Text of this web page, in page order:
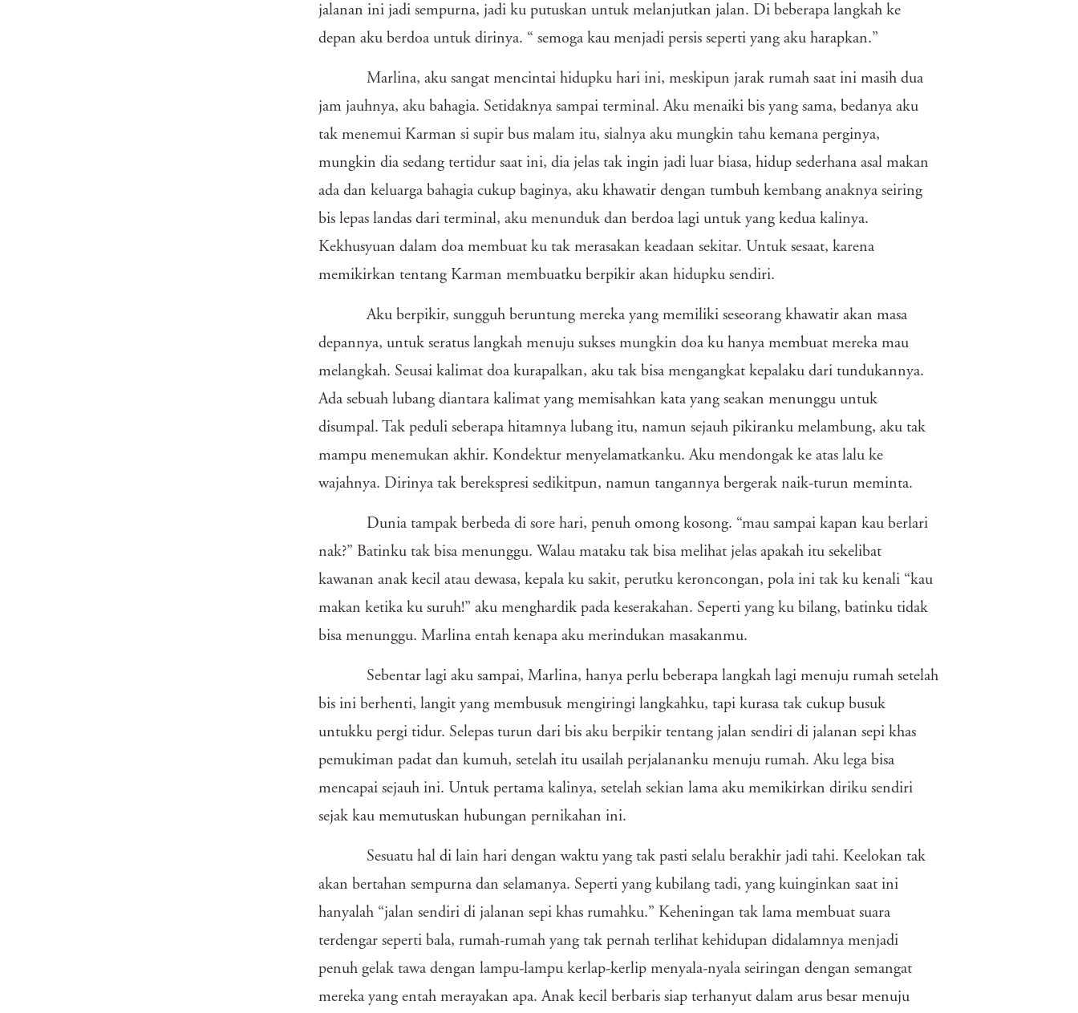
jalanan ini jadi sempurna, jadi ku putuskan untuk melanjutkan jalan. Di beberapa langkah ke
depan aku berdoa untuk dirinya. “ semoga kau menjadi persis seperti yang aku harapkan.”
Marlina, aku sangat mencintai hidupku hari ini, meskipun jarak rumah saat ini masih dua
jam jauhnya, aku bahagia. Setidaknya sampai terminal. Aku menaiki bis yang sama, bedanya aku
tak menemui Karman si supir bus malam itu, sialnya aku mungkin tahu kemana perginya,
mungkin dia sedang tertidur saat ini, dia jelas tak ingin jadi luar biasa, hidup sederhana asal makan
ada dan keluarga bahagia cukup baginya, aku khawatir dengan tumbuh kembang anaknya seiring
bis lepas landas dari terminal, aku menunduk dan berdoa lagi untuk yang kedua kalinya.
Kekhusyuan dalam doa membuat ku tak merasakan keadaan sekitar. Untuk sesaat, karena
memikirkan tentang Karman membuatku berpikir akan hidupku sendiri.
Aku berpikir, sungguh beruntung mereka yang memiliki seseorang khawatir akan masa
depannya, untuk seratus langkah menuju sukses mungkin doa ku hanya membuat mereka mau
melangkah. Seusai kalimat doa kurapalkan, aku tak bisa mengangkat kepalaku dari tundukannya.
Ada sebuah lubang diantara kalimat yang memisahkan kata yang seakan menunggu untuk
disumpal. Tak peduli seberapa hitamnya lubang itu, namun sejauh pikiranku melambung, aku tak
mampu menemukan akhir. Kondektur menyelamatkanku. Aku mendongak ke atas lalu ke
wajahnya. Dirinya tak berekspresi sedikitpun, namun tangannya bergerak naik-turun meminta.
Dunia tampak berbeda di sore hari, penuh omong kosong. “mau sampai kapan kau berlari
nak?” Batinku tak bisa menunggu. Walau mataku tak bisa melihat jelas apakah itu sekelibat
kawanan anak kecil atau dewasa, kepala ku sakit, perutku keroncongan, pola ini tak ku kenali “kau
makan ketika ku suruh!” aku menghardik pada keserakahan. Seperti yang ku bilang, batinku tidak
bisa menunggu. Marlina entah kenapa aku merindukan masakanmu.
Sebentar lagi aku sampai, Marlina, hanya perlu beberapa langkah lagi menuju rumah setelah
bis ini berhenti, langit yang membusuk mengiringi langkahku, tapi kurasa tak cukup busuk
untukku pergi tidur. Selepas turun dari bis aku berpikir tentang jalan sendiri di jalanan sepi khas
pemukiman padat dan kumuh, setelah itu usailah perjalananku menuju rumah. Aku lega bisa
mencapai sejauh ini. Untuk pertama kalinya, setelah sekian lama aku memikirkan diriku sendiri
sejak kau memutuskan hubungan pernikahan ini.
Sesuatu hal di lain hari dengan waktu yang tak pasti selalu berakhir jadi tahi. Keelokan tak
akan bertahan sempurna dan selamanya. Seperti yang kubilang tadi, yang kuinginkan saat ini
hanyalah “jalan sendiri di jalanan sepi khas rumahku.” Keheningan tak lama membuat suara
terdengar seperti bala, rumah-rumah yang tak pernah terlihat kehidupan didalamnya menjadi
penuh gelak tawa dengan lampu-lampu kerlap-kerlip menyala-nyala seiringan dengan semangat
mereka yang entah merayakan apa. Anak kecil berbaris siap terhanyut dalam arus besar menuju